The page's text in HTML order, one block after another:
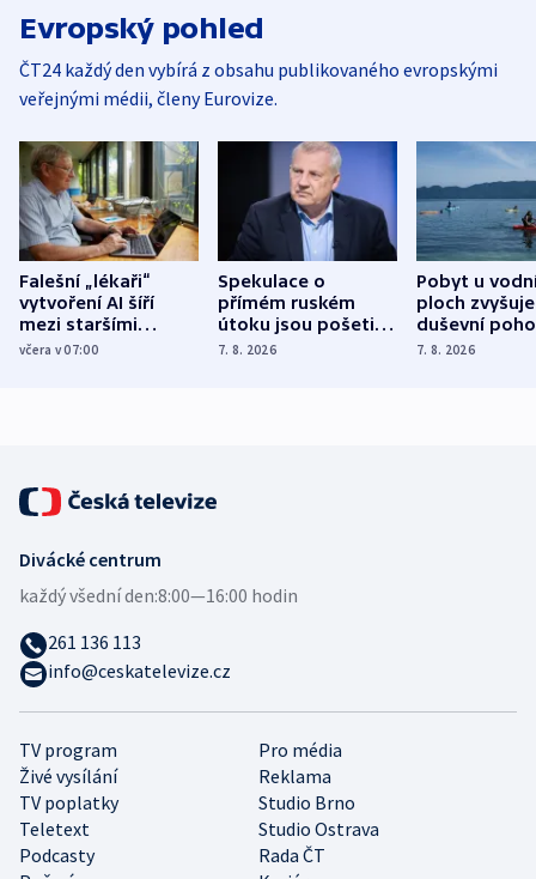
Evropský pohled
ČT24 každý den vybírá z obsahu publikovaného evropskými
veřejnými médii, členy Eurovize.
Falešní „lékaři“
vytvoření AI šíří
mezi staršími
Poláky nebezpečné
včera v 07:00
Spekulace o
přímém ruském
útoku jsou pošetilé,
míní estonský
7. 8. 2026
Pobyt u
ploch zvyšuje
duševní
ukázala
7. 8. 2026
TV program
Pro média
Živé vysílání
Reklama
TV poplatky
Studio Brno
Teletext
Studio Ostrava
Podcasty
Rada ČT
Divácké centrum
každý všední den:8:00—16:00 hodin
261 136 113
info@ceskatelevize.cz